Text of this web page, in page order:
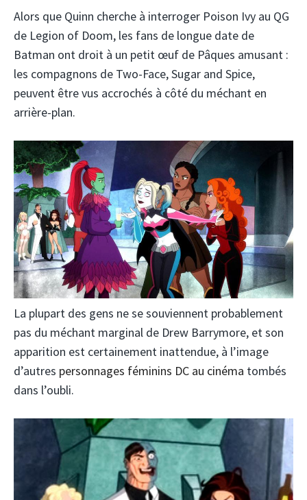
Alors que Quinn cherche à interroger Poison Ivy au QG
de Legion of Doom, les fans de longue date de
Batman ont droit à un petit œuf de Pâques amusant :
les compagnons de Two-Face, Sugar and Spice,
peuvent être vus accrochés à côté du méchant en
arrière-plan.
La plupart des gens ne se souviennent probablement
pas du méchant marginal de Drew Barrymore, et son
apparition est certainement inattendue, à l’image
d’autres personnages féminins DC au cinéma tombés
dans l’oubli.